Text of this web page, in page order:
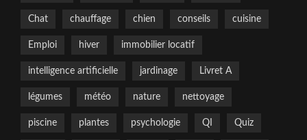
Chat chauffage chien conseils cuisine
Emploi hiver immobilier locatif
intelligence artificielle jardinage Livret A
légumes météo nature nettoyage
piscine plantes psychologie QI Quiz